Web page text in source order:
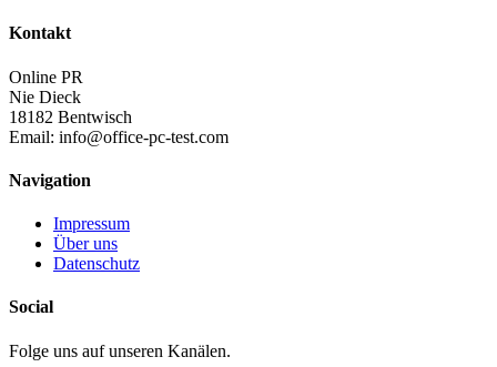
Kontakt
Online PR
Nie Dieck
18182 Bentwisch
Email: info@office-pc-test.com
Navigation
Impressum
Über uns
Datenschutz
Social
Folge uns auf unseren Kanälen.